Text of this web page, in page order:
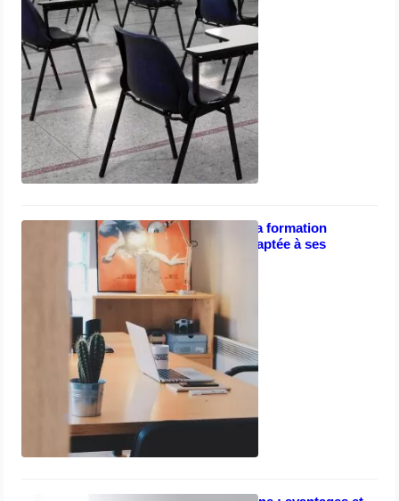
avril 8, 2023
Comment choisir la formation
professionnelle adaptée à ses
besoins ?
avril 8, 2023